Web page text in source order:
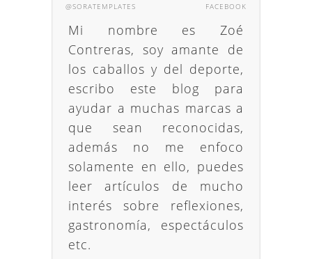
@SORATEMPLATES FACEBOOK
Mi nombre es Zoé
Contreras, soy amante de
los caballos y del deporte,
escribo este blog para
ayudar a muchas marcas a
que sean reconocidas,
además no me enfoco
solamente en ello, puedes
leer artículos de mucho
interés sobre reflexiones,
gastronomía, espectáculos
etc.